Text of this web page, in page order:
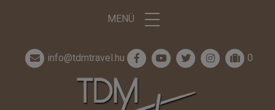
MENÜ
info@tdmtravel.hu 0